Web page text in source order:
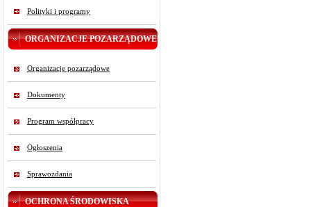
Polityki i programy
ORGANIZACJE POZARZĄDOWE
Organizacje pozarządowe
Dokumenty
Program współpracy
Ogłoszenia
Sprawozdania
OCHRONA ŚRODOWISKA